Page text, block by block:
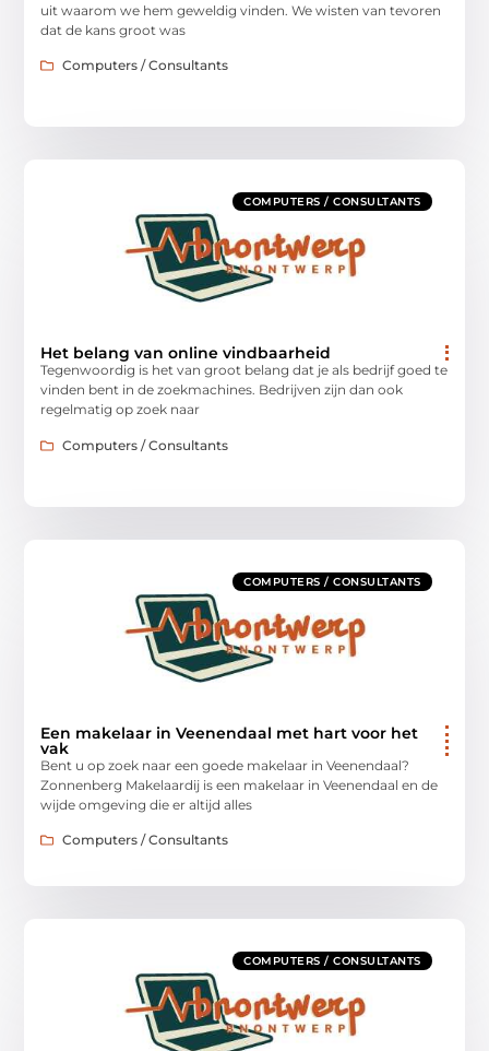
uit waarom we hem geweldig vinden. We wisten van tevoren
dat de kans groot was
Computers / Consultants
COMPUTERS / CONSULTANTS
Het belang van online vindbaarheid
Tegenwoordig is het van groot belang dat je als bedrijf goed te
vinden bent in de zoekmachines. Bedrijven zijn dan ook
regelmatig op zoek naar
Computers / Consultants
COMPUTERS / CONSULTANTS
Een makelaar in Veenendaal met hart voor het
vak
Bent u op zoek naar een goede makelaar in Veenendaal?
Zonnenberg Makelaardij is een makelaar in Veenendaal en de
wijde omgeving die er altijd alles
Computers / Consultants
COMPUTERS / CONSULTANTS